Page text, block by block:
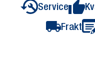
Service
Frakt